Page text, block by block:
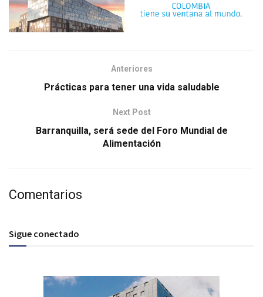
Anteriores
Prácticas para tener una vida saludable
Next Post
Barranquilla, será sede del Foro Mundial de
Alimentación
Comentarios
Sigue conectado